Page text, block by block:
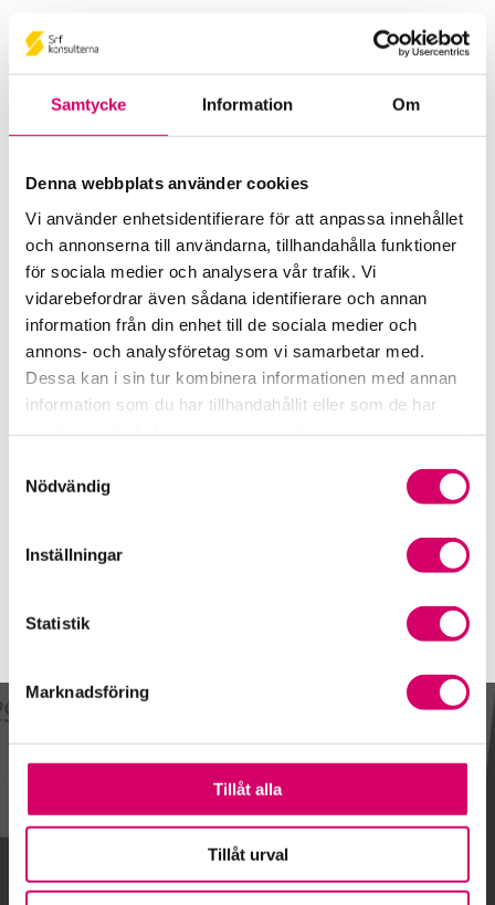
Samtycke Information Om
Denna webbplats använder cookies
Vi använder enhetsidentifierare för att anpassa innehållet
och annonserna till användarna, tillhandahålla funktioner
för sociala medier och analysera vår trafik. Vi
vidarebefordrar även sådana identifierare och annan
information från din enhet till de sociala medier och
annons- och analysföretag som vi samarbetar med.
Dessa kan i sin tur kombinera informationen med annan
information som du har tillhandahållit eller som de har
Nödvändig
Inställningar
Statistik
Marknadsföring
Tillåt alla
Tillåt urval
Karin Bengtsson
Auktoriserad Redovisningskonsult
Certifierad Affärsrådgivare
Account on us AB
Nacka
Telefon
08-121 00 500
Mobiltelefon
Skicka e-post
Kalendarium
Gå till kalendariet